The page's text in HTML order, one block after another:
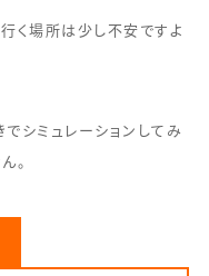
く場所は少し不安ですよ
シミュレーションしてみ
。